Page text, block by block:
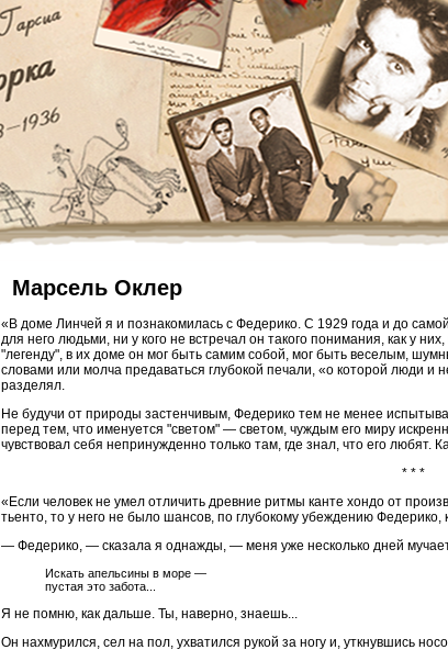
Марсель Оклер
«В доме Линчей я и познакомилась с Федерико. С 1929 года и до
для него людьми, ни у кого не встречал он такого понимания, как у
"легенду", в их доме он мог быть самим собой, мог быть веселым,
словами или молча предаваться глубокой печали, «о которой люди
разделял.
Не будучи от природы застенчивым, Федерико тем не менее
перед тем, что именуется "светом" — светом, чуждым его миру
чувствовал себя непринужденно только там, где знал, что его любят.
* * *
«Если человек не умел отличить древние ритмы канте хондо от
тьенто, то у него не было шансов, по глубокому убеждению Федерико,
— Федерико, — сказала я однажды, — меня уже несколько дней
Искать апельсины в море —
пустая это забота...
Я не помню, как дальше. Ты, наверно, знаешь...
Он нахмурился, сел на пол, ухватился рукой за ногу и, уткнувшись